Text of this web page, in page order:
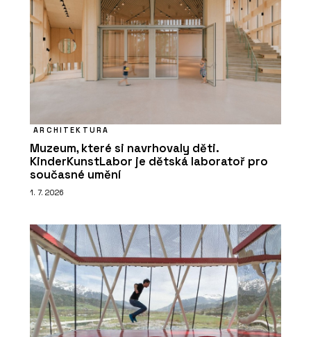
ARCHITEKTURA
Muzeum, které si navrhovaly děti.
KinderKunstLabor je dětská laboratoř pro
současné umění
1. 7. 2026